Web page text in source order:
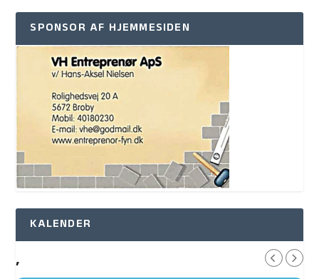
SPONSOR AF HJEMMESIDEN
KALENDER
,